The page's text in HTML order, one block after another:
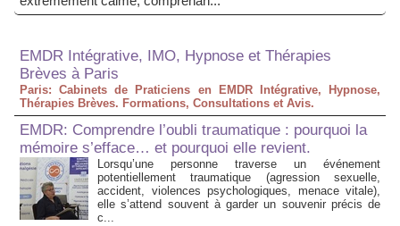
EMDR Intégrative, IMO, Hypnose et Thérapies
Brèves à Paris
Paris: Cabinets de Praticiens en EMDR Intégrative, Hypnose,
Thérapies Brèves. Formations, Consultations et Avis.
EMDR: Comprendre l’oubli traumatique : pourquoi la
mémoire s’efface… et pourquoi elle revient.
Lorsqu’une personne traverse un événement
potentiellement traumatique (agression sexuelle,
accident, violences psychologiques, menace vitale),
elle s’attend souvent à garder un souvenir précis de
c...